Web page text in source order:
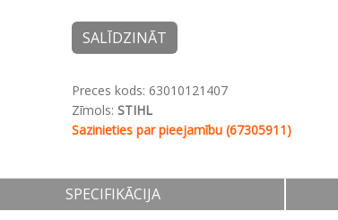
SALĪDZINĀT
Preces kods: 63010121407
Zīmols: STIHL
Sazinieties par pieejamību (67305911)
SPECIFIKĀCIJA